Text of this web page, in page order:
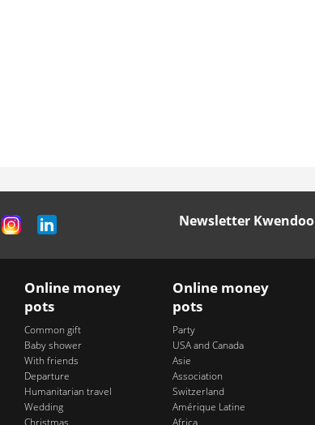
Newsletter Kwendoo
Online money
pots
Common gift
Baby shower
With friends
Departure
Humanitarian travel
Wedding
Online money
pots
Party
USA and Canada
Asie
Association
Switzerland
Amérique Latine